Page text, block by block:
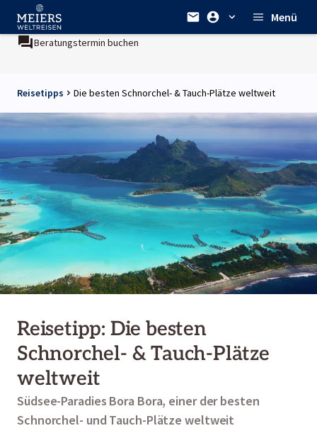
Menü
Beratungstermin buchen
Reisetipps Die besten Schnorchel- & Tauch-Plätze weltweit
Reisetipp: Die besten
Schnorchel- & Tauch-Plätze
weltweit
Südsee-Paradies Bora Bora, einer der besten
Schnorchel- und Tauch-Plätze weltweit